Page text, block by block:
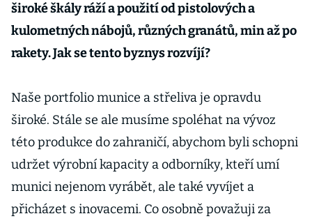
široké škály ráží a použití od pistolových a
kulometných nábojů, různých granátů, min až po
rakety. Jak se tento byznys rozvíjí?
Naše portfolio munice a střeliva je opravdu
široké. Stále se ale musíme spoléhat na vývoz
této produkce do zahraničí, abychom byli schopni
udržet výrobní kapacity a odborníky, kteří umí
munici nejenom vyrábět, ale také vyvíjet a
přicházet s inovacemi. Co osobně považuji za